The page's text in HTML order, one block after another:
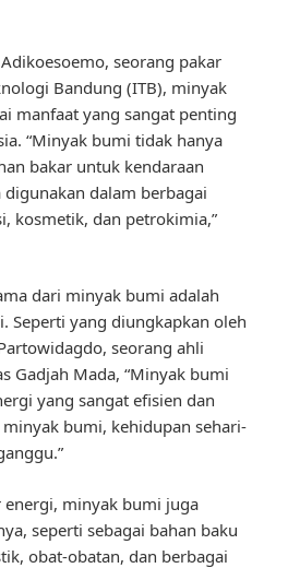
seorang pakar
Bandung (ITB), minyak
manfaat yang sangat penting
“Minyak bumi tidak hanya
bakar untuk kendaraan
dalam berbagai
kosmetik, dan petrokimia,”
dari minyak bumi adalah
Seperti yang diungkapkan oleh
seorang ahli
Gadjah Mada, “Minyak bumi
yang sangat efisien dan
minyak bumi, kehidupan sehari-
energi, minyak bumi juga
seperti sebagai bahan baku
obat-obatan, dan berbagai